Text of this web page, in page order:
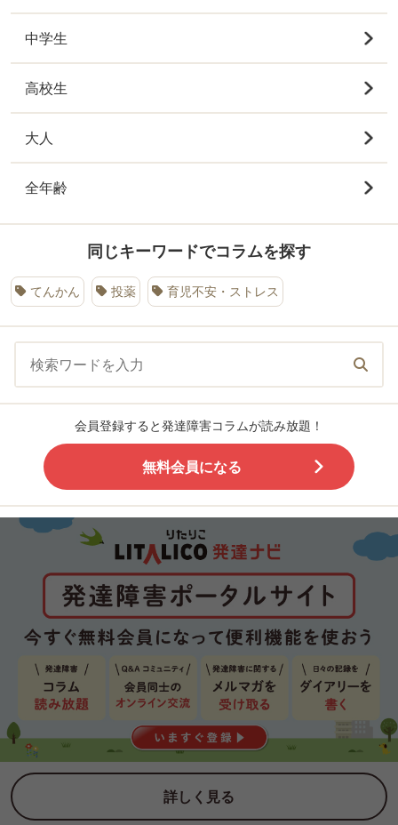
中学生
高校生
大人
全年齢
同じキーワードでコラムを探す
てんかん 投薬 育児不安・ストレス
会員登録すると発達障害コラムが読み放題！
無料会員になる
詳しく見る